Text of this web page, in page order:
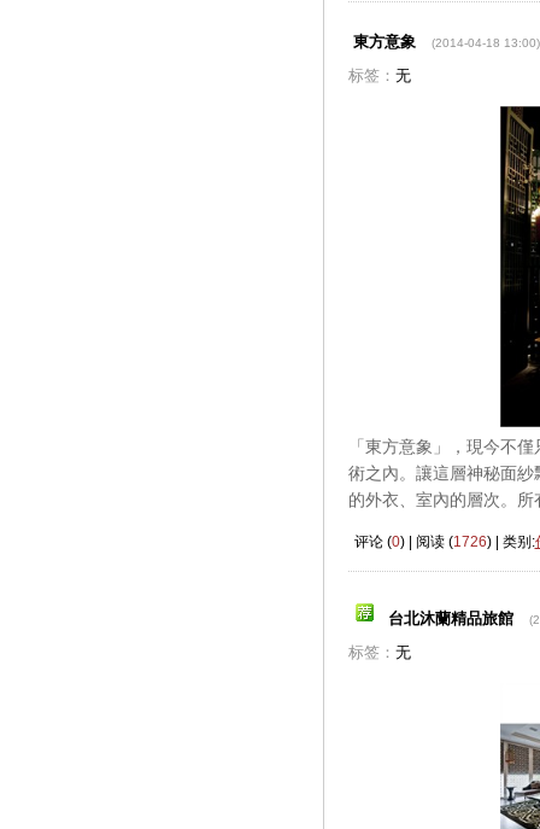
東方意象 (2014-04-18 13:00)
标签： 无
「東方意象」，現今不
術之內。讓這層神秘面
的外衣、室內的層次。
评论 (0) | 阅读 (1726) | 类别:
台北沐蘭精品旅館
标签： 无